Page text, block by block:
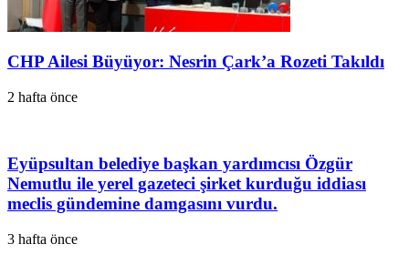
CHP Ailesi Büyüyor: Nesrin Çark’a Rozeti Takıldı
2 hafta önce
Eyüpsultan belediye başkan yardımcısı Özgür
Nemutlu ile yerel gazeteci şirket kurduğu iddiası
meclis gündemine damgasını vurdu.
3 hafta önce